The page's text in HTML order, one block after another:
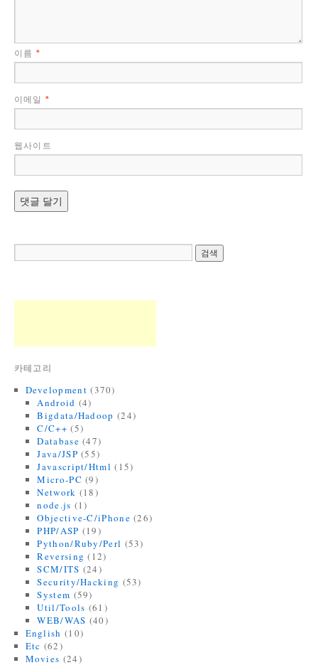
이름 *
이메일 *
웹사이트
카테고리
Development (370)
Android (4)
Bigdata/Hadoop (24)
C/C++ (5)
Database (47)
Java/JSP (55)
Javascript/Html (15)
Micro-PC (9)
Network (18)
node.js (1)
Objective-C/iPhone (26)
PHP/ASP (19)
Python/Ruby/Perl (53)
Reversing (12)
SCM/ITS (24)
Security/Hacking (53)
System (59)
Util/Tools (61)
WEB/WAS (40)
English (10)
Etc (62)
Movies (24)